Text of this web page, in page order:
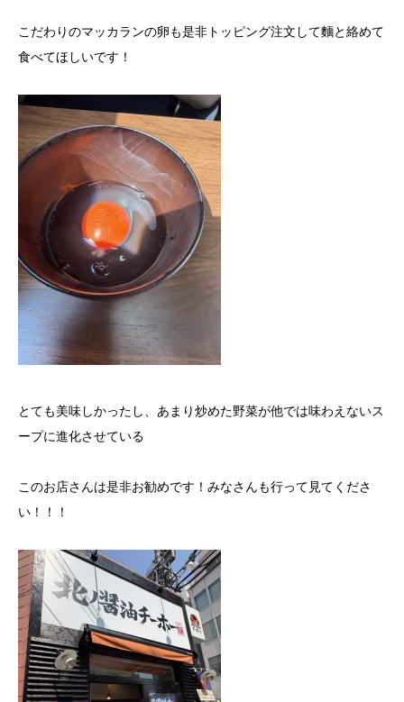
こだわりのマッカランの卵も是非トッピング注文して麵と絡めて
食べてほしいです！
とても美味しかったし、あまり炒めた野菜が他では味わえないス
ープに進化させている
このお店さんは是非お勧めです！みなさんも行って見てくださ
い！！！